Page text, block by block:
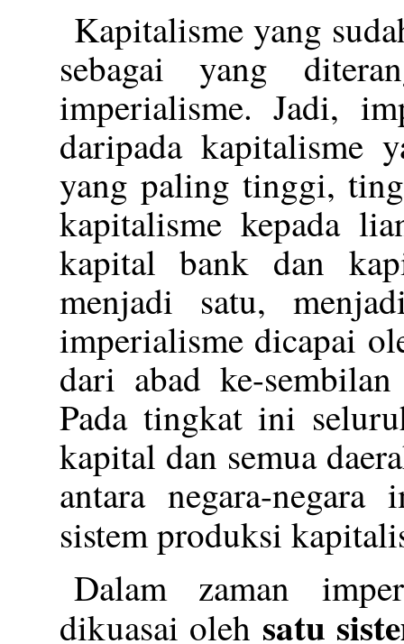
Kapitalisme yang
sebagai yang
imperialisme. Jadi,
daripada kapitalisme
yang paling tinggi,
kapitalisme kepada
kapital bank dan
menjadi satu,
imperialisme dicapai
dari abad ke-
Pada tingkat ini
kapital dan semua
antara negara-
sistem produksi
Dalam zaman
dikuasai oleh satu